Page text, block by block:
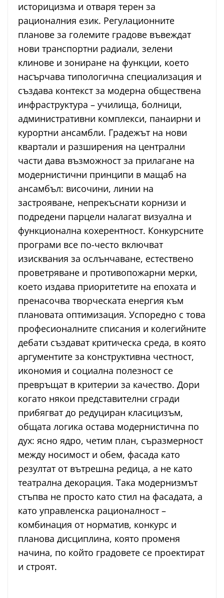
историцизма и отваря терен за
рационалния език. Регулационните
планове за големите градове въвеждат
нови транспортни радиали, зелени
клинове и зониране на функции, което
насърчава типологична специализация и
създава контекст за модерна обществена
инфраструктура – училища, болници,
административни комплекси, панаирни и
курортни ансамбли. Градежът на нови
квартали и разширения на централни
части дава възможност за прилагане на
модернистични принципи в мащаб на
ансамбъл: височини, линии на
застрояване, непрекъснати корнизи и
подредени парцели налагат визуална и
функционална кохерентност. Конкурсните
програми все по-често включват
изисквания за ослънчаване, естествено
проветряване и противопожарни мерки,
което издава приоритетите на епохата и
пренасочва творческата енергия към
плановата оптимизация. Успоредно с това
професионалните списания и колегийните
дебати създават критическа среда, в която
аргументите за конструктивна честност,
икономия и социална полезност се
превръщат в критерии за качество. Дори
когато някои представителни сгради
прибягват до редуциран класицизъм,
общата логика остава модернистична по
дух: ясно ядро, четим план, съразмерност
между носимост и обем, фасада като
резултат от вътрешна редица, а не като
театрална декорация. Така модернизмът
стъпва не просто като стил на фасадата, а
като управленска рационалност –
комбинация от норматив, конкурс и
планова дисциплина, която променя
начина, по който градовете се проектират
и строят.